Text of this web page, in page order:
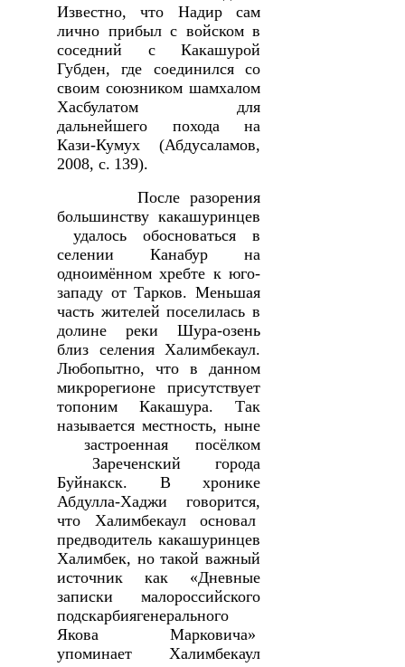
Известно, что Надир сам
лично прибыл с войском в
соседний с Какашурой
Губден, где соединился со
своим союзником шамхалом
Хасбулатом для
дальнейшего похода на
Кази-Кумух (Абдусаламов,
2008, с. 139).
После разорения
большинству какашуринцев
удалось обосноваться в
селении Канабур на
одноимённом хребте к юго-
западу от Тарков. Меньшая
часть жителей поселилась в
долине реки Шура-озень
близ селения Халимбекаул.
Любопытно, что в данном
микрорегионе присутствует
топоним Какашура. Так
называется местность, ныне
застроенная посёлком
Зареченский города
Буйнакск. В хронике
Абдулла-Хаджи говорится,
что Халимбекаул основал
предводитель какашуринцев
Халимбек, но такой важный
источник как «Дневные
записки малороссийского
подскарбиягенерального
Якова Марковича»
упоминает Халимбекаул